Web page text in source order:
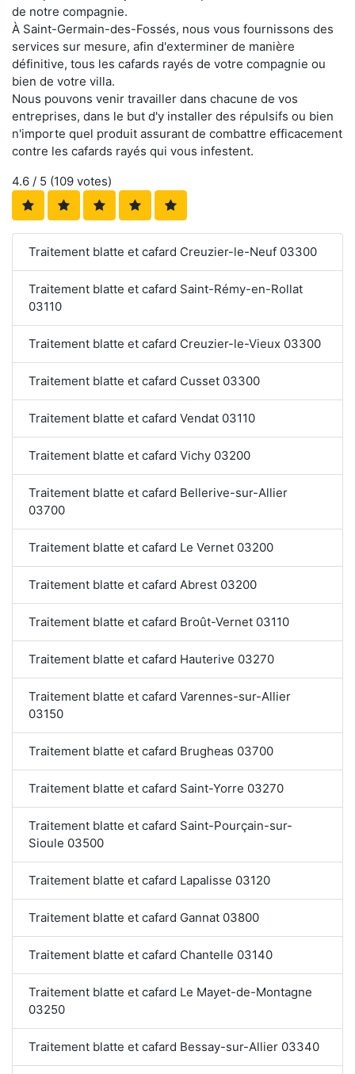
de notre compagnie.
À Saint-Germain-des-Fossés, nous vous fournissons des
services sur mesure, afin d'exterminer de manière
définitive, tous les cafards rayés de votre compagnie ou
bien de votre villa.
Nous pouvons venir travailler dans chacune de vos
entreprises, dans le but d'y installer des répulsifs ou bien
n'importe quel produit assurant de combattre efficacement
contre les cafards rayés qui vous infestent.
4.6 / 5 (109 votes)
Traitement blatte et cafard Creuzier-le-Neuf 03300
Traitement blatte et cafard Saint-Rémy-en-Rollat
03110
Traitement blatte et cafard Creuzier-le-Vieux 03300
Traitement blatte et cafard Cusset 03300
Traitement blatte et cafard Vendat 03110
Traitement blatte et cafard Vichy 03200
Traitement blatte et cafard Bellerive-sur-Allier
03700
Traitement blatte et cafard Le Vernet 03200
Traitement blatte et cafard Abrest 03200
Traitement blatte et cafard Broût-Vernet 03110
Traitement blatte et cafard Hauterive 03270
Traitement blatte et cafard Varennes-sur-Allier
03150
Traitement blatte et cafard Brugheas 03700
Traitement blatte et cafard Saint-Yorre 03270
Traitement blatte et cafard Saint-Pourçain-sur-
Sioule 03500
Traitement blatte et cafard Lapalisse 03120
Traitement blatte et cafard Gannat 03800
Traitement blatte et cafard Chantelle 03140
Traitement blatte et cafard Le Mayet-de-Montagne
03250
Traitement blatte et cafard Bessay-sur-Allier 03340